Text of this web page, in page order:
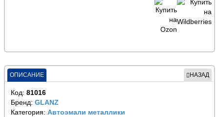
ОПИСАНИЕ НАЗАД
Код: 81016
Бренд: GLANZ
Категория: Автоэмали металлики